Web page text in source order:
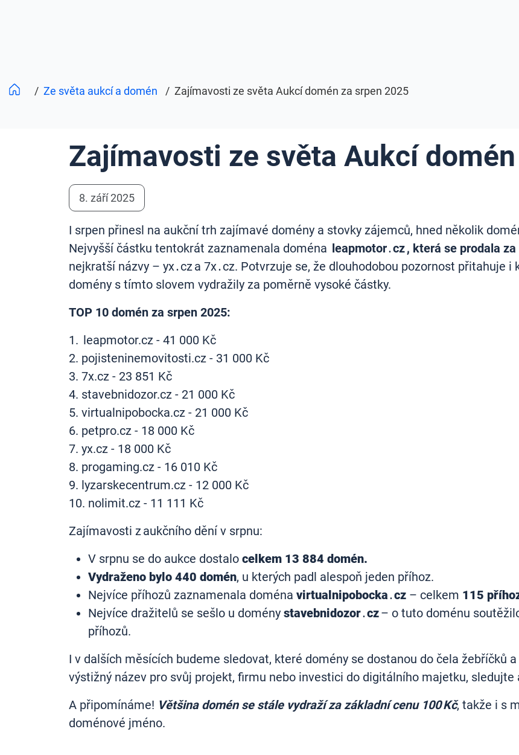
/ Ze světa aukcí a domén / Zajímavosti ze světa Aukcí domén za srpen 2025
Zajímavosti ze světa Aukcí
8. září 2025
I srpen přinesl na aukční trh zajímavé domény a stovky zájemců, hned několik
Nejvyšší částku tentokrát zaznamenala doména leapmotor․cz , která se prodala za
nejkratší názvy – yx․cz a 7x․cz. Potvrzuje se, že dlouhodobou pozornost přitahuje i
domény s tímto slovem vydražily za poměrně vysoké částky.
TOP 10 domén za srpen 2025:
1. leapmotor.cz - 41 000 Kč
2. pojisteninemovitosti.cz - 31 000 Kč
3. 7x.cz - 23 851 Kč
4. stavebnidozor.cz - 21 000 Kč
5. virtualnipobocka.cz - 21 000 Kč
6. petpro.cz - 18 000 Kč
7. yx.cz - 18 000 Kč
8. progaming.cz - 16 010 Kč
9. lyzarskecentrum.cz - 12 000 Kč
10. nolimit.cz - 11 111 Kč
Zajímavosti z aukčního dění v srpnu:
V srpnu se do aukce dostalo celkem 13 884 domén.
Vydraženo bylo 440 domén, u kterých padl alespoň jeden příhoz.
Nejvíce příhozů zaznamenala doména virtualnipobocka․cz – celkem 115
Nejvíce dražitelů se sešlo u domény stavebnidozor․cz– o tuto doménu
příhozů.
I v dalších měsících budeme sledovat, které domény se dostanou do čela žebříčků
výstižný název pro svůj projekt, firmu nebo investici do digitálního majetku, sledujte
A připomínáme! Většina domén se stále vydraží za základní cenu 100 Kč, takže i s
doménové jméno.